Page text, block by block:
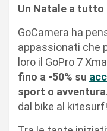
Un Natale a
GoCamera ha
appassionati che
loro il GoPro 7
fino a -50% su
sport o avventura
dal bike al kitesurf!